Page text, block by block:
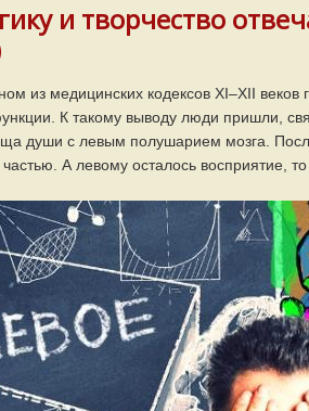
и творчество
из медицинских кодексов XI–XII веков
К такому выводу люди пришли,
души с левым полушарием мозга.
частью. А левому осталось восприятие,